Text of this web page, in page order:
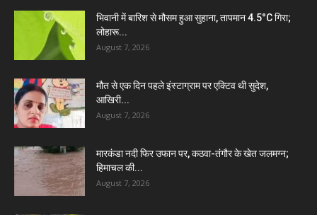
भिवानी में बारिश से मौसम हुआ सुहाना, तापमान 4.5°C गिरा;
लोहारू...
August 7, 2026
मौत से एक दिन पहले इंस्टाग्राम पर एक्टिव थी सुदेश,
आखिरी...
August 7, 2026
मारकंडा नदी फिर उफान पर, कठवा-तंगौर के खेत जलमग्न;
हिमाचल की...
August 7, 2026